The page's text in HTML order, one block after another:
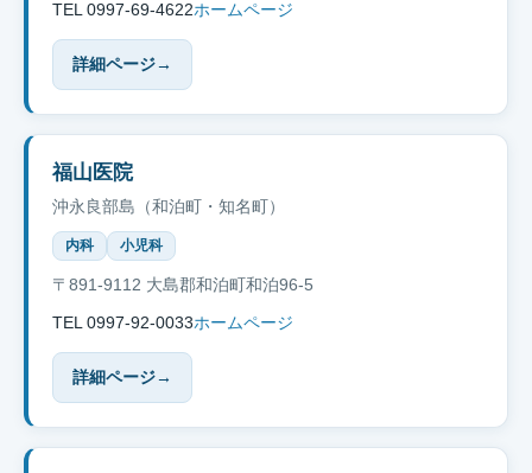
TEL 0997-69-4622ホームページ
詳細ページ→
福山医院
沖永良部島（和泊町・知名町）
内科 小児科
〒891-9112 大島郡和泊町和泊96-5
TEL 0997-92-0033ホームページ
詳細ページ→